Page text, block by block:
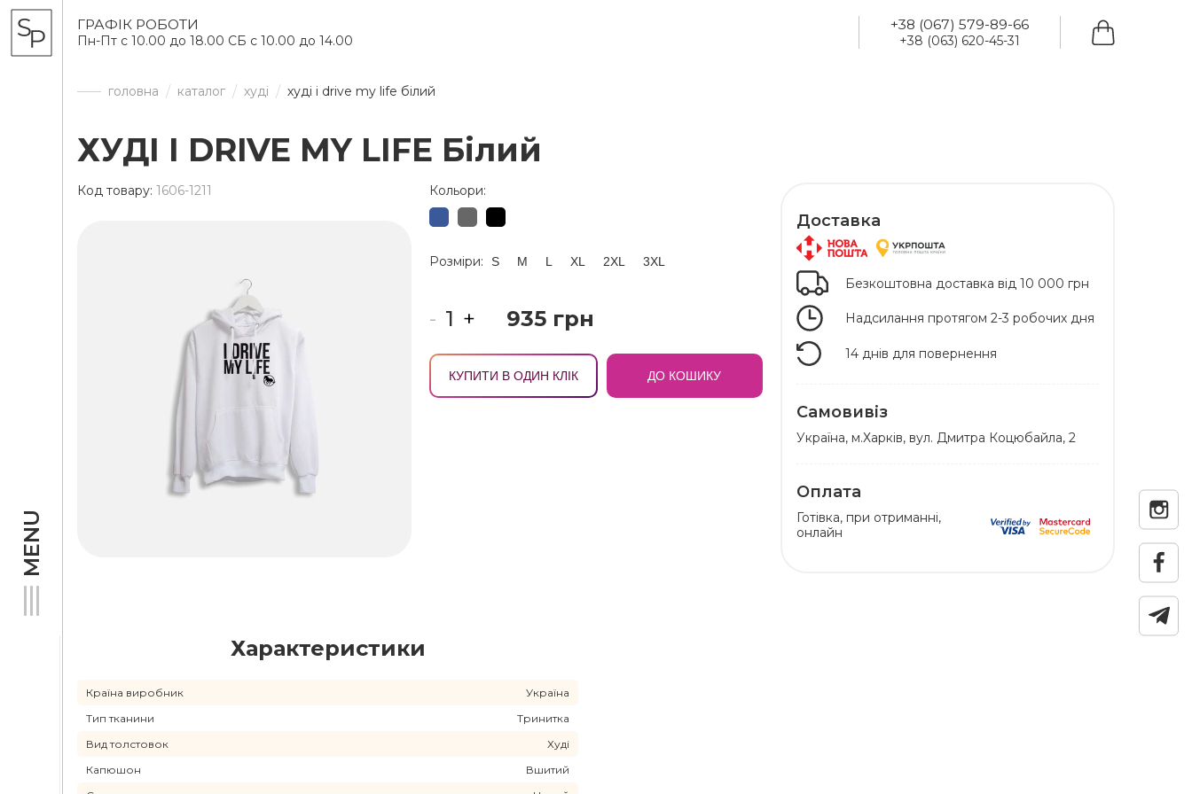
ГРАФІК РОБОТИ
Пн-Пт с 10.00 до 18.00 СБ с 10.00 до 14.00
+38 (067) 579-89-66
+38 (063) 620-45-31
головна каталог худі худі i drive my life білий
ХУДІ I DRIVE MY LIFE Білий
Код товару: 1606-1211 Кольори:
Розміри: S M L XL 2XL 3XL
- + 935 грн
КУПИТИ В ОДИН КЛІК ДО КОШИКУ
Доставка
Безкоштовна доставка від 10 000 грн
Надсилання протягом 2-3 робочих дня
14 днів для повернення
Самовивіз
Українa, м.Харків, вул. Дмитра Коцюбайла, 2
Оплата
Готівка, при отриманні,
онлайн
Характеристики
Країна виробник
Україна
Тип тканини
Тринитка
Вид толстовок
Худі
Капюшон
Вшитий
MENU